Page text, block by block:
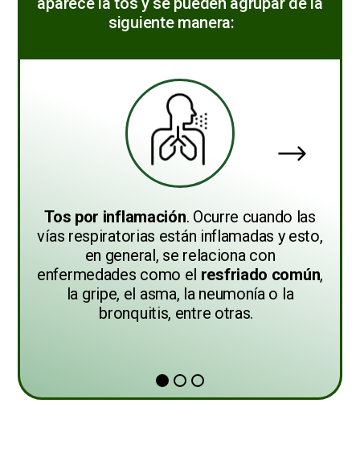
siguiente manera:
Tos por inflamación. Ocurre cuando las
vías respiratorias están inflamadas y esto,
en general, se relaciona con
enfermedades como el resfriado común,
la gripe, el asma, la neumonía o la
bronquitis, entre otras.